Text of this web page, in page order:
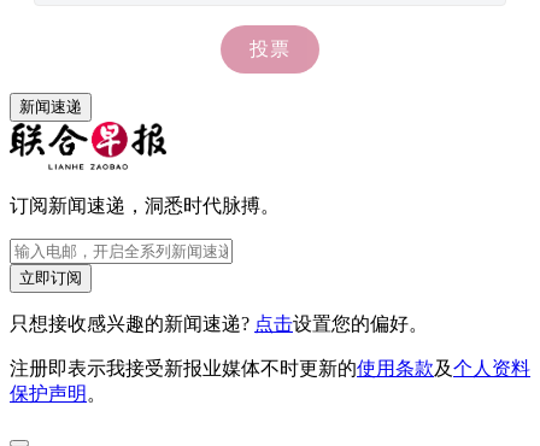
新闻速递
订阅新闻速递，洞悉时代脉搏。
立即订阅
只想接收感兴趣的新闻速递? 点击设置您的偏好。
注册即表示我接受新报业媒体不时更新的使用条款及个人资料
保护声明 。